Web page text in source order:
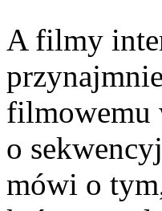
A filmy
filmowemu
o
mówi o